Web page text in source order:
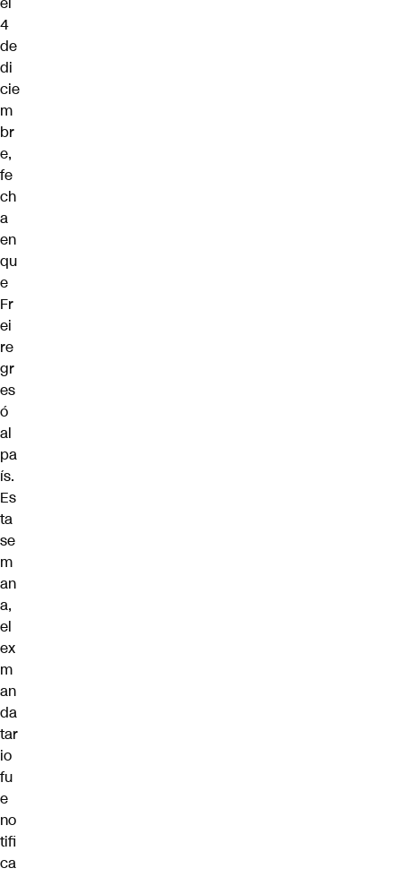
4
de
di
cie
m
br
e,
fe
ch
a
en
qu
e
Fr
ei
re
gr
es
ó
al
pa
ís.
Es
ta
se
m
an
a,
el
ex
m
an
da
tar
io
fu
e
no
tifi
ca